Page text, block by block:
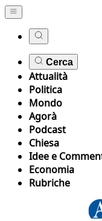
Cerca
Attualità
Politica
Mondo
Agorà
Podcast
Chiesa
Idee e
Economia
Rubriche